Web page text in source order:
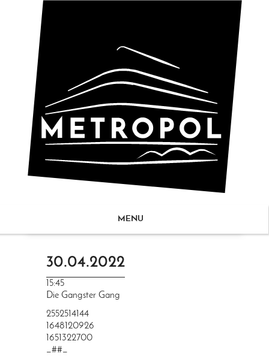
MENU
30.04.2022
15:45
Die Gangster Gang
2552514144
1648120926
1651322700
_##_